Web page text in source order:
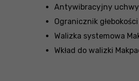
Antywibracyjny
Ogranicznik
Walizka systemowa
Wkład do walizki